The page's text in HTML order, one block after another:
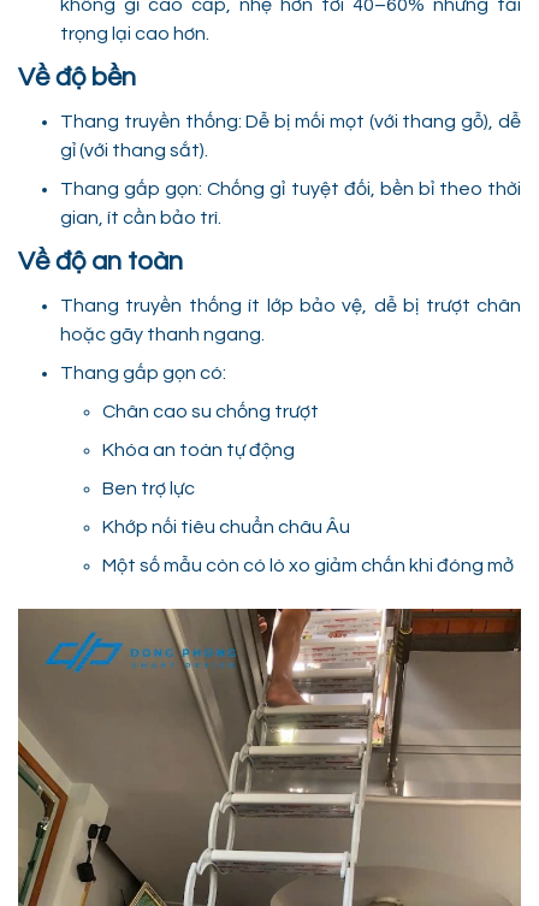
không gỉ cao cấp, nhẹ hơn tới 40–60% nhưng tải
trọng lại cao hơn.
Về độ bền
Thang truyền thống: Dễ bị mối mọt (với thang gỗ), dễ
gỉ (với thang sắt).
Thang gấp gọn: Chống gỉ tuyệt đối, bền bỉ theo thời
gian, ít cần bảo trì.
Về độ an toàn
Thang truyền thống ít lớp bảo vệ, dễ bị trượt chân
hoặc gãy thanh ngang.
Thang gấp gọn có:
Chân cao su chống trượt
Khóa an toàn tự động
Ben trợ lực
Khớp nối tiêu chuẩn châu Âu
Một số mẫu còn có lò xo giảm chấn khi đóng mở